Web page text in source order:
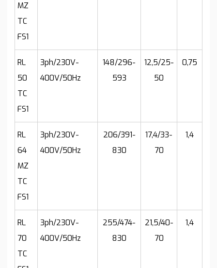
MZ
TC
FS1
RL
50
TC
FS1
3ph/230V-
400V/50Hz
148/296-
593
12,5/25-
50
0,75
RL
64
MZ
TC
FS1
3ph/230V-
400V/50Hz
206/391-
830
17,4/33-
70
1,4
RL
70
TC
3ph/230V-
400V/50Hz
255/474-
830
21,5/40-
70
1,4